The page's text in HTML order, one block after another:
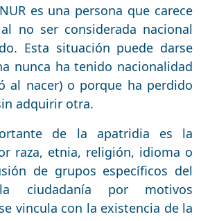
es una persona que carece
no ser considerada nacional
Esta situación puede darse
nunca ha tenido nacionalidad
al nacer) o porque ha perdido
adquirir otra.
de la apatridia es la
raza, etnia, religión, idioma o
de grupos específicos del
ciudadanía por motivos
vincula con la existencia de la